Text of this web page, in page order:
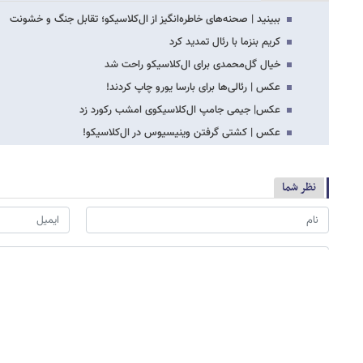
ببینید | صحنه‌های خاطره‌انگیز از ال‌کلاسیکو؛ تقابل جنگ و خشونت
کریم بنزما با رئال تمدید کرد
خیال گل‌محمدی برای ال‌کلاسیکو راحت شد
عکس | رئالی‌ها برای بارسا یورو چاپ کردند!
عکس| جیمی جامپ ال‌کلاسیکوی امشب رکورد زد
عکس | کشتی گرفتن وینیسیوس در ال‌کلاسیکو!
نظر شما